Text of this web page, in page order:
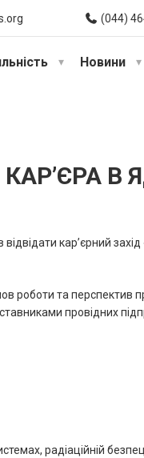
(044)
Новини
В
кар’єрний
та перспектив
провідних
радіаційній